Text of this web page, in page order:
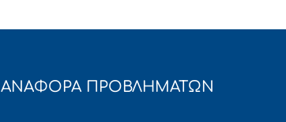
ΑΝΑΦΟΡΑ ΠΡΟΒΛΗΜΑΤΩΝ